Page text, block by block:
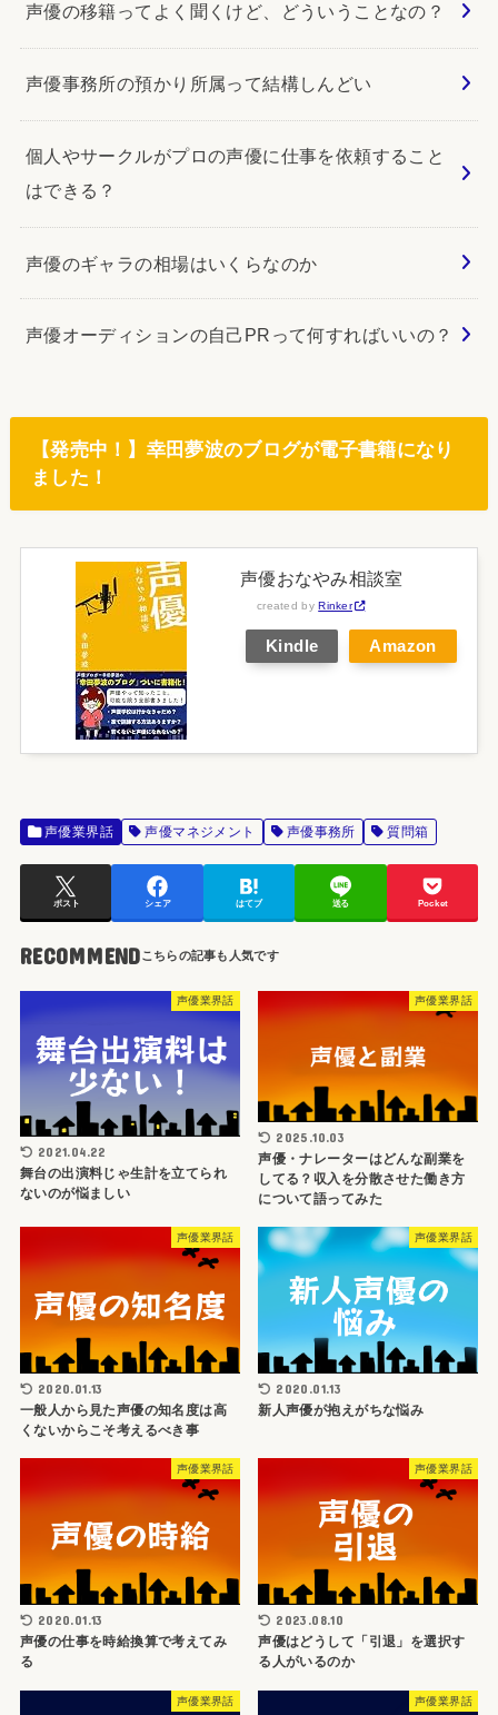
声優の移籍ってよく聞くけど、どういうことなの？
声優事務所の預かり所属って結構しんどい
個人やサークルがプロの声優に仕事を依頼すること
はできる？
声優のギャラの相場はいくらなのか
声優オーディションの自己PRって何すればいいの？
【発売中！】幸田夢波のブログが電子書籍になり
ました！
声優おなやみ相談室
created byRinker
Kindle Amazon
声優業界話 声優マネジメント 声優事務所 質問箱
ポスト シェア はてブ 送る Pocket
RECOMMEND
声優業界話
2021.04.22
舞台の出演料じゃ生計を立てられ
ないのが悩ましい
声優業界話
2025.10.03
声優・ナレーターはどんな副業を
してる？収入を分散させた働き方
について語ってみた
声優業界話
2020.01.13
一般人から見た声優の知名度は高
くないからこそ考えるべき事
声優業界話
2020.01.13
新人声優が抱えがちな悩み
声優業界話
2020.01.13
声優の仕事を時給換算で考えてみ
る
声優業界話
2023.08.10
声優はどうして「引退」を選択す
る人がいるのか
声優業界話 声優業界話